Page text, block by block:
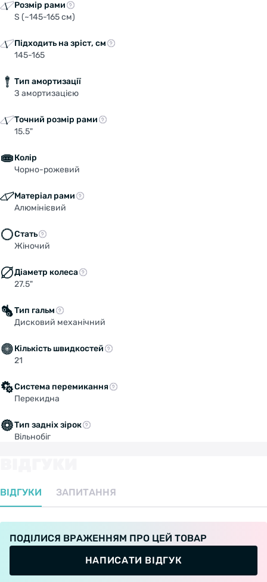
Розмір рами
S (~145-165 см)
Підходить на зріст, см
145-165
Тип амортизації
З амортизацією
Точний розмір рами
15.5"
Колір
Чорно-рожевий
Матеріал рами
Алюмінієвий
Стать
Жіночий
Діаметр колеса
27.5"
Тип гальм
Дисковий механічний
Кількість швидкостей
21
Система перемикання
Перекидна
Тип задніх зірок
Вільнобіг
ВІДГУКИ ЗАПИТАННЯ
ПОДІЛИСЯ ВРАЖЕННЯМ ПРО ЦЕЙ ТОВАР
НАПИСАТИ ВІДГУК